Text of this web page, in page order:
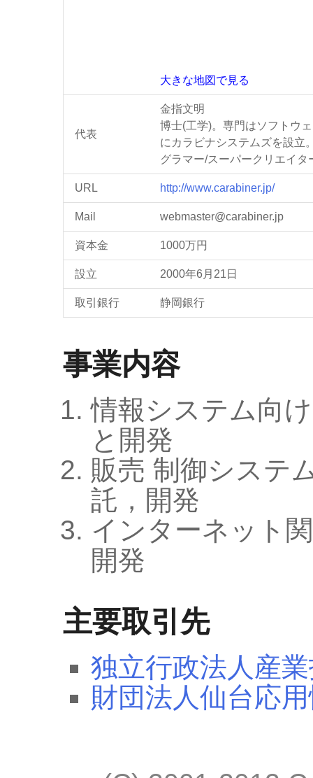
大きな地図で見る
代表
金指文明
博士(工学)。専門はソフトウ
にカラビナシステムズを設立
グラマー/スーパークリエイタ
URL http://www.carabiner.jp/
Mail webmaster@carabiner.jp
資本金 1000万円
設立 2000年6月21日
取引銀行 静岡銀行
事業内容
情報システム向
と開発
販売 制御システ
託，開発
インターネット
開発
主要取引先
独立行政法人産
財団法人仙台応